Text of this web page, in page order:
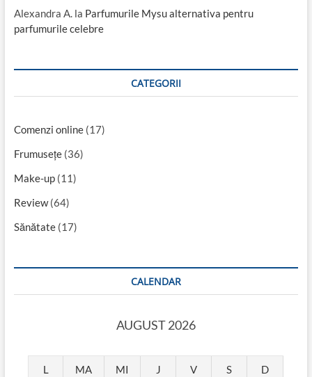
Alexandra A.la Parfumurile Mysu alternativa pentru
parfumurile celebre
CATEGORII
Comenzi online(17)
Frumusețe(36)
Make-up(11)
Review(64)
Sănătate(17)
CALENDAR
AUGUST 2026
L MA MI J V S D